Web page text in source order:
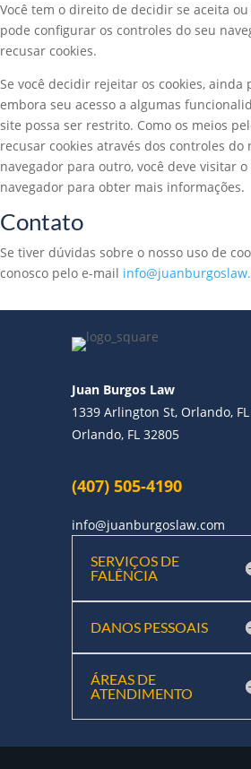
Você tem o direito de decidir se aceita ou
pode configurar os controles do seu
recusar cookies.
Se você decidir rejeitar os cookies, ainda
embora seu acesso a algumas
site possa ser restrito. Como os meios
recusar cookies através dos controles
navegador para outro, você deve visitar
navegador para obter mais informações.
Contato
Se tiver dúvidas sobre o nosso uso de
conosco pelo e-mail
Juan Burgos Law
1339 Arlington St, Orlando,
Orlando, FL 32805
(407) 505-4190
info@juanburgoslaw.com
SERVIÇOS DE
FALÊNCIA
DANOS PESSOAIS
ÁREAS DE
ATENDIMENTO